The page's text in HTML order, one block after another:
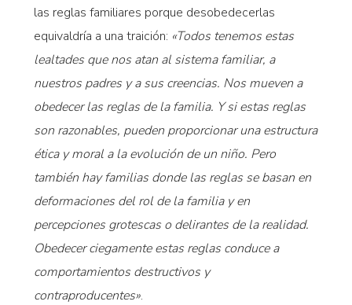
las reglas familiares porque desobedecerlas
equivaldría a una traición: «Todos tenemos estas
lealtades que nos atan al sistema familiar, a
nuestros padres y a sus creencias. Nos mueven a
obedecer las reglas de la familia. Y si estas reglas
son razonables, pueden proporcionar una estructura
ética y moral a la evolución de un niño. Pero
también hay familias donde las reglas se basan en
deformaciones del rol de la familia y en
percepciones grotescas o delirantes de la realidad.
Obedecer ciegamente estas reglas conduce a
comportamientos destructivos y
contraproducentes».